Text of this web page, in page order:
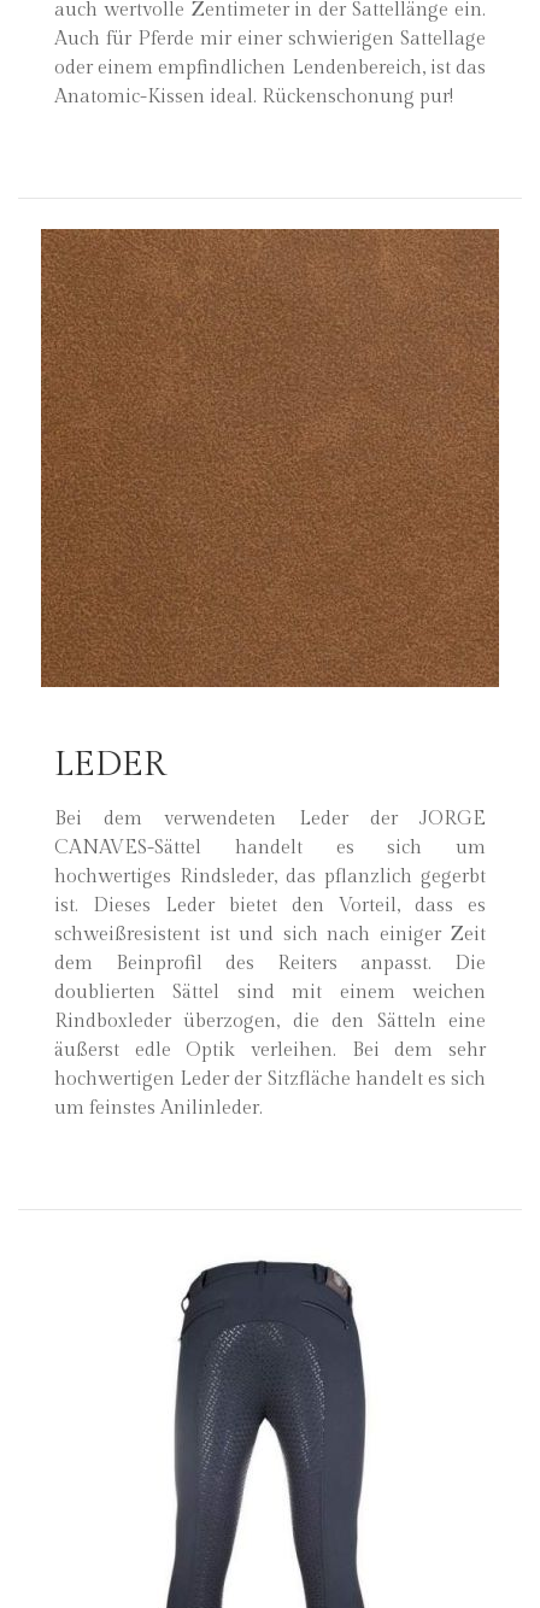
auch wertvolle Zentimeter in der Sattellänge ein.
Auch für Pferde mir einer schwierigen Sattellage
oder einem empfindlichen Lendenbereich, ist das
Anatomic-Kissen ideal. Rückenschonung pur!
LEDER
Bei dem verwendeten Leder der JORGE
CANAVES-Sättel handelt es sich um
hochwertiges Rindsleder, das pflanzlich gegerbt
ist. Dieses Leder bietet den Vorteil, dass es
schweißresistent ist und sich nach einiger Zeit
dem Beinprofil des Reiters anpasst. Die
doublierten Sättel sind mit einem weichen
Rindboxleder überzogen, die den Sätteln eine
äußerst edle Optik verleihen. Bei dem sehr
hochwertigen Leder der Sitzfläche handelt es sich
um feinstes Anilinleder.